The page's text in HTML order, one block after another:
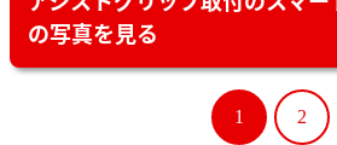
の写真を見る
1 2